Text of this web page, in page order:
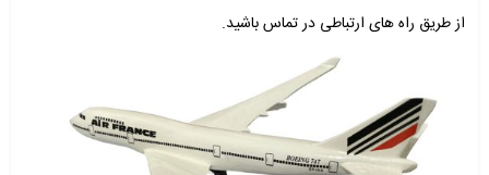
از طریق راه های ارتباطی در تماس باشید.